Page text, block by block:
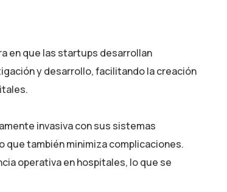
en que las startups desarrollan
y desarrollo, facilitando la creación
invasiva con sus sistemas
también minimiza complicaciones.
operativa en hospitales, lo que se